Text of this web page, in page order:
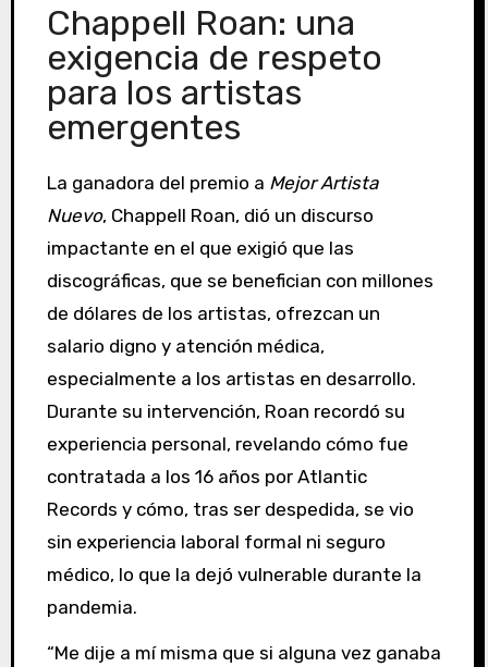
Chappell Roan: una
exigencia de respeto
para los artistas
emergentes
La ganadora del premio a Mejor Artista
Nuevo, Chappell Roan, dió un discurso
impactante en el que exigió que las
discográficas, que se benefician con millones
de dólares de los artistas, ofrezcan un
salario digno y atención médica,
especialmente a los artistas en desarrollo.
Durante su intervención, Roan recordó su
experiencia personal, revelando cómo fue
contratada a los 16 años por Atlantic
Records y cómo, tras ser despedida, se vio
sin experiencia laboral formal ni seguro
médico, lo que la dejó vulnerable durante la
pandemia.
“Me dije a mí misma que si alguna vez ganaba